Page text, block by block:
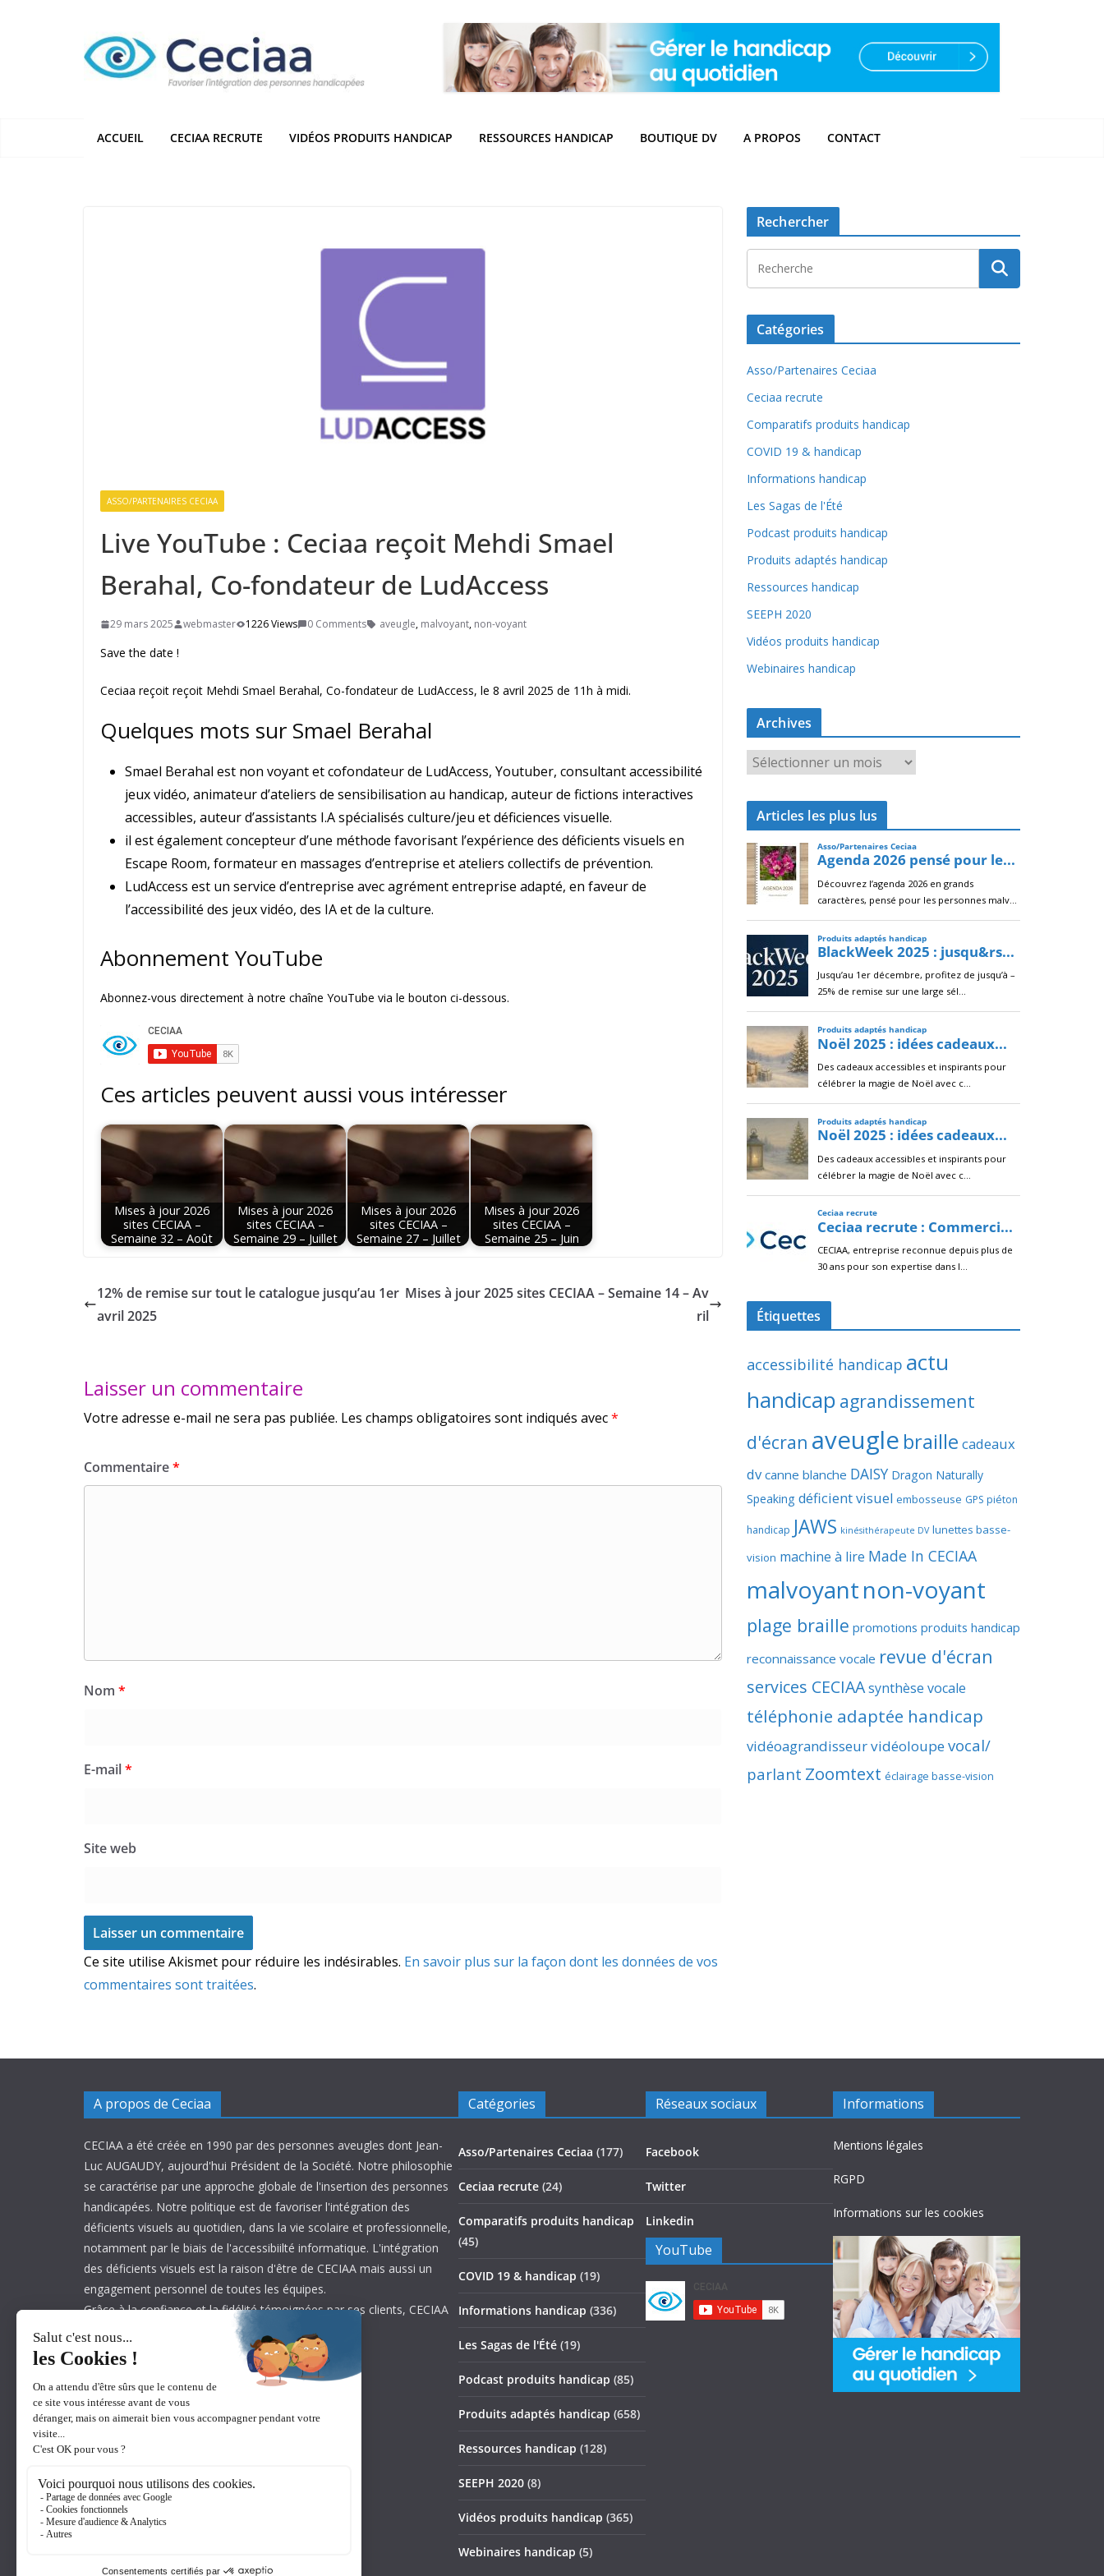
ACCUEIL CECIAA RECRUTE VIDÉOS PRODUITS HANDICAP RESSOURCES HANDICAP BOUTIQUE DV A PROPOS CONTACT
ASSO/PARTENAIRES CECIAA
Live YouTube : Ceciaa reçoit Mehdi Smael
Berahal, Co-fondateur de LudAccess
29 mars 2025 webmaster 1226 Views 0 Comments aveugle, malvoyant, non-voyant
Save the date !
Ceciaa reçoit reçoit Mehdi Smael Berahal, Co-fondateur de LudAccess, le 8 avril 2025 de 11h à midi.
Quelques mots sur Smael Berahal
Smael Berahal est non voyant et cofondateur de LudAccess, Youtuber, consultant accessibilité
jeux vidéo, animateur d’ateliers de sensibilisation au handicap, auteur de fictions interactives
accessibles, auteur d’assistants I.A spécialisés culture/jeu et déficiences visuelle.
il est également concepteur d’une méthode favorisant l’expérience des déficients visuels en
Escape Room, formateur en massages d’entreprise et ateliers collectifs de prévention.
LudAccess est un service d’entreprise avec agrément entreprise adapté, en faveur de
l’accessibilité des jeux vidéo, des IA et de la culture.
Abonnement YouTube
Abonnez-vous directement à notre chaîne YouTube via le bouton ci-dessous.
Ces articles peuvent aussi vous intéresser
Mises à jour 2026
sites CECIAA –
Semaine 32 – Août
Mises à jour 2026
sites CECIAA –
Semaine 29 – Juillet
Mises à jour 2026
sites CECIAA –
Semaine 27 – Juillet
Mises à jour 2026
sites CECIAA –
Semaine 25 – Juin
12% de remise sur tout le catalogue jusqu’au 1er
avril 2025
Mises à jour 2025 sites CECIAA – Semaine 14 – Av
ril
Laisser un commentaire
Votre adresse e-mail ne sera pas publiée. Les champs obligatoires sont indiqués avec*
Commentaire*
Nom *
E-mail*
Site web
Ce site utilise Akismet pour réduire les indésirables. En savoir plus sur la façon dont les données de vos
commentaires sont traitées.
Rechercher
Catégories
Asso/Partenaires Ceciaa
Ceciaa recrute
Comparatifs produits handicap
COVID 19 & handicap
Informations handicap
Les Sagas de l'Été
Podcast produits handicap
Produits adaptés handicap
Ressources handicap
SEEPH 2020
Vidéos produits handicap
Webinaires handicap
Archives
r
c
i
v
e
s
Articles les plus lus
Étiquettes
accessibilité handicap actu
handicap agrandissement
d'écran aveugle braille cadeaux
dv canne blanche DAISY Dragon Naturally
Speaking déficient visuel embosseuse GPS piéton
handicap JAWS kinésithérapeute DV lunettes basse-
vision machine à lire Made In CECIAA
malvoyantnon-voyant
plage braille promotions produits handicap
reconnaissance vocale revue d'écran
services CECIAAsynthèse vocale
téléphonie adaptée handicap
vidéoagrandisseurvidéoloupevocal/
parlant Zoomtext éclairage basse-vision
A propos de Ceciaa
CECIAA a été créée en 1990 par des personnes aveugles dont Jean-
Luc AUGAUDY, aujourd'hui Président de la Société. Notre philosophie
se caractérise par une approche globale de l'insertion des personnes
handicapées. Notre politique est de favoriser l'intégration des
déficients visuels au quotidien, dans la vie scolaire et professionnelle,
notamment par le biais de l'accessibiilté informatique. L'intégration
des déficients visuels est la raison d'être de CECIAA mais aussi un
engagement personnel de toutes les équipes.
Grâce à la confiance et la fidélité témoignées par ses clients, CECIAA
est aujourd’hui leader sur son marché.
Catégories
Asso/Partenaires Ceciaa (177)
Ceciaa recrute (24)
Comparatifs produits handicap
(45)
COVID 19 & handicap (19)
Informations handicap (336)
Les Sagas de l'Été (19)
Podcast produits handicap (85)
Produits adaptés handicap (658)
Ressources handicap (128)
SEEPH 2020 (8)
Vidéos produits handicap (365)
Webinaires handicap (5)
Réseaux sociaux
Facebook
Twitter
Linkedin
YouTube
Informations
Mentions légales
RGPD
Informations sur les cookies